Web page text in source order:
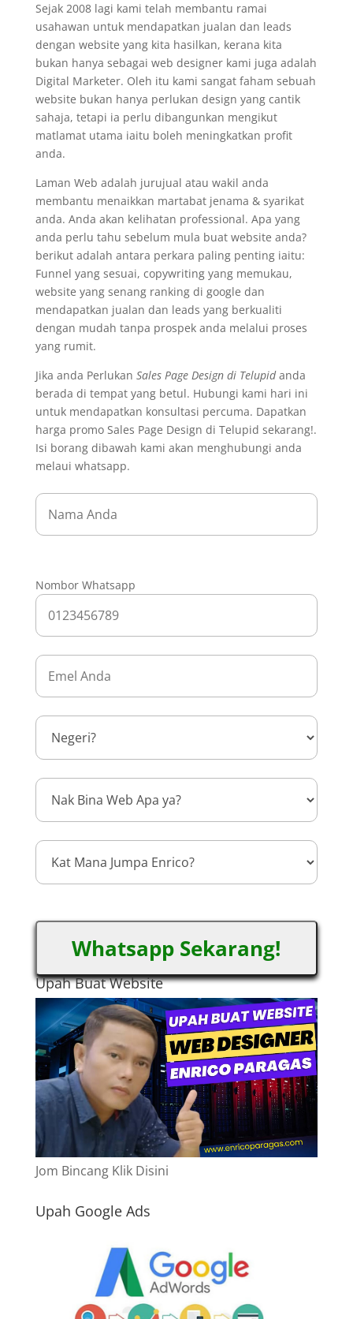
Sejak 2008 lagi kami telah membantu ramai
usahawan untuk mendapatkan jualan dan leads
dengan website yang kita hasilkan, kerana kita
bukan hanya sebagai web designer kami juga adalah
Digital Marketer. Oleh itu kami sangat faham sebuah
website bukan hanya perlukan design yang cantik
sahaja, tetapi ia perlu dibangunkan mengikut
matlamat utama iaitu boleh meningkatkan profit
anda.
Laman Web adalah jurujual atau wakil anda
membantu menaikkan martabat jenama & syarikat
anda. Anda akan kelihatan professional. Apa yang
anda perlu tahu sebelum mula buat website anda?
berikut adalah antara perkara paling penting iaitu:
Funnel yang sesuai, copywriting yang memukau,
website yang senang ranking di google dan
mendapatkan jualan dan leads yang berkualiti
dengan mudah tanpa prospek anda melalui proses
yang rumit.
Jika anda Perlukan Sales Page Design di Telupidanda
berada di tempat yang betul. Hubungi kami hari ini
untuk mendapatkan konsultasi percuma. Dapatkan
harga promo Sales Page Design di Telupid sekarang!.
Isi borang dibawah kami akan menghubungi anda
melaui whatsapp.
Nombor Whatsapp
Whatsapp Sekarang!
Upah Buat Website
Jom Bincang Klik Disini
Upah Google Ads